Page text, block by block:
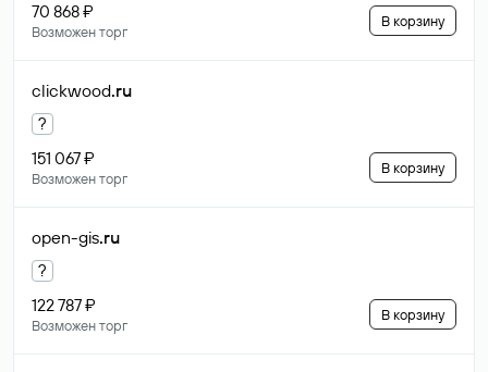
70 868 ₽
Возможен торг
В корзину
clickwood.ru
?
151 067 ₽
Возможен торг
В корзину
open-gis.ru
?
122 787 ₽
Возможен торг
В корзину